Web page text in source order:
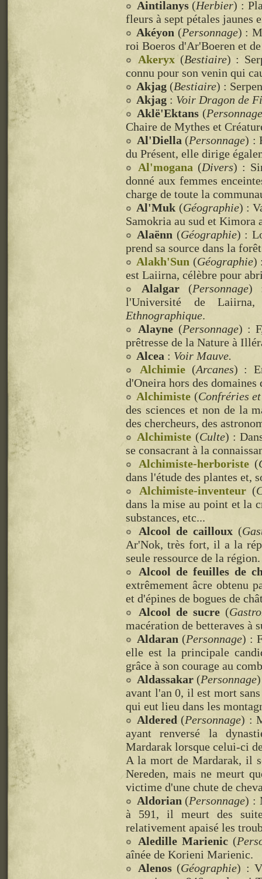
Aintilanys(Herbier) :
fleurs à sept pétales jaunes
Akéyon (Personnage) :
roi Boeros d'Ar'Boeren et
Akeryx (Bestiaire) :
connu pour son venin qui
Akjag (Bestiaire) :
Akjag : Voir Dragon de
Aklë'Ektans(Personnage
Chaire de Mythes et
Al'Diella (Personnage) :
du Présent, elle dirige
Al'mogana (Divers) :
donné aux femmes
charge de toute la
Al'Muk (Géographie) :
Samokria au sud et Kimora
Alaënn (Géographie) :
prend sa source dans la
Alakh'Sun (Géographie)
est Laiirna, célèbre pour
Alalgar (Personnage)
l'Université de
Ethnographique.
Alayne (Personnage) :
prêtresse de la Nature à
Alcea : Voir Mauve.
Alchimie(Arcanes) :
d'Oneira hors des
Alchimiste (Confréries
des sciences et non de la
des chercheurs, des
Alchimiste (Culte) :
se consacrant à la
Alchimiste-herboriste (
dans l'étude des plantes et,
Alchimiste-inventeur(
dans la mise au point et la
substances, etc...
Alcool de cailloux(
Ar'Nok, très fort, il a la
seule ressource de la région.
Alcool de feuilles de
extrêmement âcre obtenu
et d'épines de bogues de
Alcool de sucre(
macération de betteraves à
Aldaran (Personnage) :
elle est la principale
grâce à son courage au
Aldassakar(Personnage
avant l'an 0, il est mort
qui eut lieu dans les
Aldered (Personnage) :
ayant renversé la
Mardarak lorsque celui-ci
A la mort de Mardarak, il
Nereden, mais ne meurt
victime d'une chute de
Aldorian (Personnage) :
à 591, il meurt des
relativement apaisé les
Aledille Marienic (
aînée de Korieni Marienic.
Alenos (Géographie) :